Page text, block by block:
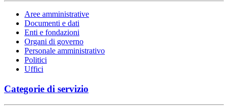
Aree amministrative
Documenti e dati
Enti e fondazioni
Organi di governo
Personale amministrativo
Politici
Uffici
Categorie di servizio